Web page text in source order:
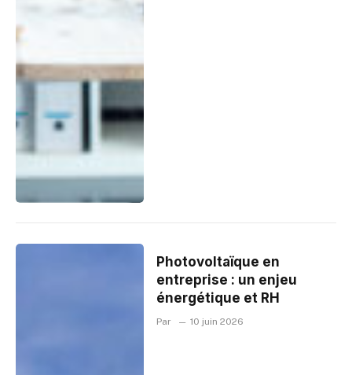
Photovoltaïque en
entreprise : un enjeu
énergétique et RH
Par 10 juin 2026